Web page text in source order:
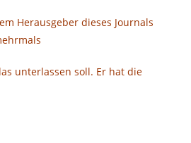
Herausgeber dieses Journals
unterlassen soll. Er hat die